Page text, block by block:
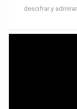
descifrar y